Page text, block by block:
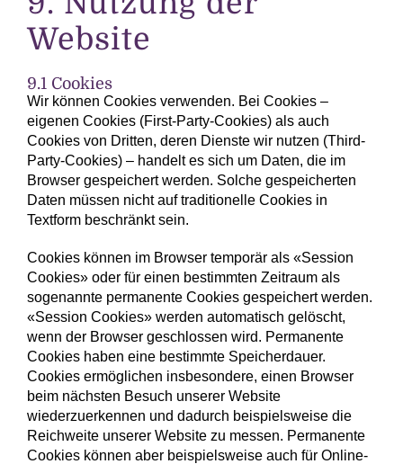
Website
9.1 Cookies
Wir können Cookies verwenden. Bei Cookies –
eigenen Cookies (First-Party-Cookies) als auch
Cookies von Dritten, deren Dienste wir nutzen (Third-
Party-Cookies) – handelt es sich um Daten, die im
Browser gespeichert werden. Solche gespeicherten
Daten müssen nicht auf traditionelle Cookies in
Textform beschränkt sein.
Cookies können im Browser temporär als «Session
Cookies» oder für einen bestimmten Zeitraum als
sogenannte permanente Cookies gespeichert werden.
«Session Cookies» werden automatisch gelöscht,
wenn der Browser geschlossen wird. Permanente
Cookies haben eine bestimmte Speicherdauer.
Cookies ermöglichen insbesondere, einen Browser
beim nächsten Besuch unserer Website
wiederzuerkennen und dadurch beispielsweise die
Reichweite unserer Website zu messen. Permanente
Cookies können aber beispielsweise auch für Online-